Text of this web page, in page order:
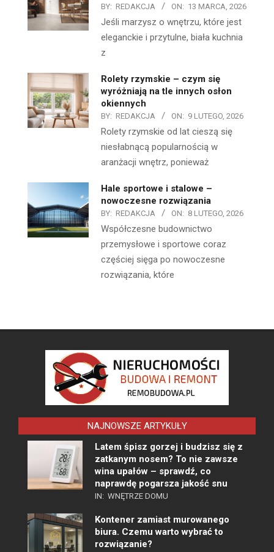
BY: REDAKCJA ON: 13 MARCA, 2026
Jeśli marzysz o wnętrzu, które jest
eleganckie i przytulne, biała kuchnia
z
Rolety rzymskie – czym się
wyróżniają na tle innych osłon
okiennych
BY: REDAKCJA ON: 9 LUTEGO, 2026
Rolety rzymskie od lat cieszą się
niesłabnącą popularnością w
aranżacji wnętrz, ponieważ
Hale sportowe i stalowe –
nowoczesne rozwiązania
BY: REDAKCJA ON: 8 LUTEGO, 2026
Współczesne budownictwo
przemysłowe i sportowe coraz
częściej sięga po nowoczesne
rozwiązania, które
NAJNOWSZE ARTYKUŁY
Latem śpisz gorzej i budzisz się z
zatkanym nosem? To nie zawsze
wina upałów – sprawdź, co
naprawdę pogarsza jakość snu
IN: WNĘTRZE DOMU
Kontener zamiast murowanego
biura. Czemu warto wybrać to
rozwiązanie?